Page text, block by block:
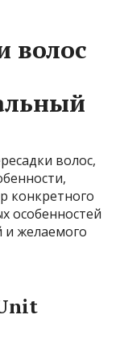
волос
волос,
конкретного
особенностей
и желаемого